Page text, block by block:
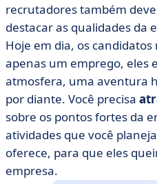
recrutadores também
destacar as qualidades da
Hoje em dia, os
apenas um emprego, eles
atmosfera, uma aventura
por diante. Você precisa
sobre os pontos fortes da
atividades que você
oferece, para que eles
empresa.